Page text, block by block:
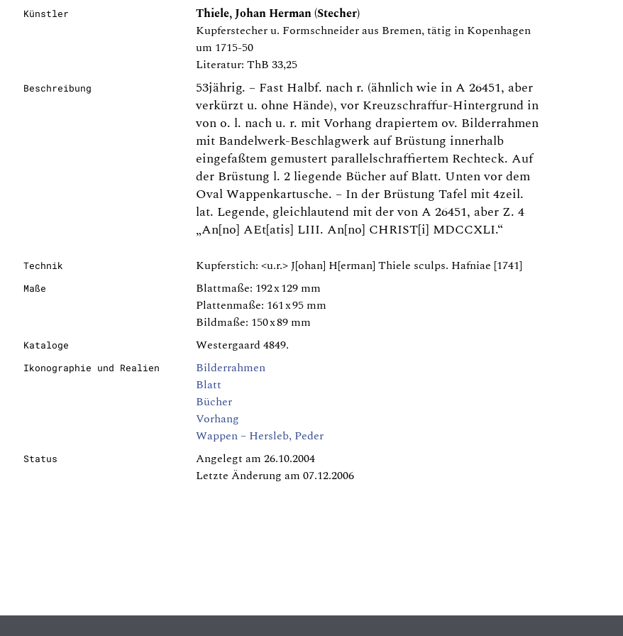
Künstler
Thiele, Johan Herman (Stecher)
Kupferstecher u. Formschneider aus Bremen, tätig in Kopenhagen
um 1715-50
Literatur: ThB 33,25
Beschreibung
53jährig. – Fast Halbf. nach r. (ähnlich wie in A 26451, aber
verkürzt u. ohne Hände), vor Kreuzschraffur-Hintergrund in
von o. l. nach u. r. mit Vorhang drapiertem ov. Bilderrahmen
mit Bandelwerk-Beschlagwerk auf Brüstung innerhalb
eingefaßtem gemustert parallelschraffiertem Rechteck. Auf
der Brüstung l. 2 liegende Bücher auf Blatt. Unten vor dem
Oval Wappenkartusche. – In der Brüstung Tafel mit 4zeil.
lat. Legende, gleichlautend mit der von A 26451, aber Z. 4
„An[no] AEt[atis] LIII. An[no] CHRIST[i] MDCCXLI.“
Technik Kupferstich: <u.r.> J[ohan] H[erman] Thiele sculps. Hafniae [1741]
Maße
Blattmaße: 192 x 129 mm
Plattenmaße: 161 x 95 mm
Bildmaße: 150 x 89 mm
Kataloge Westergaard 4849.
Ikonographie und Realien
Bilderrahmen
Blatt
Bücher
Vorhang
Wappen – Hersleb, Peder
Status
Angelegt am 26.10.2004
Letzte Änderung am 07.12.2006